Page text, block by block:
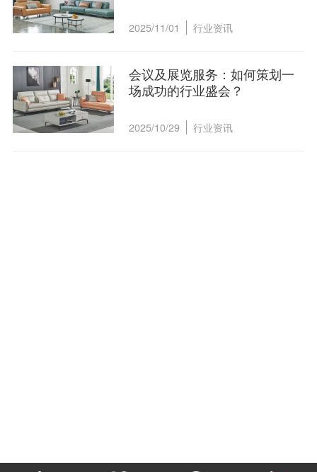
2025/11/01 行业资讯
会议及展览服务：如何策划一
场成功的行业盛会？
2025/10/29 行业资讯